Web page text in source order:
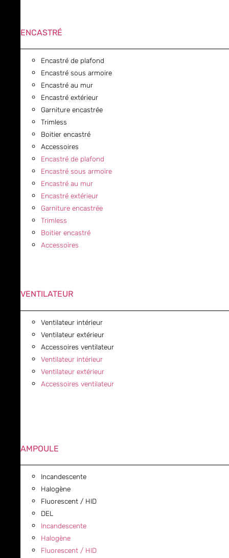
ENCASTRÉ
Encastré de plafond
Encastré sous armoire
Encastré au mur
Encastré extérieur
Garniture encastrée
Trimless
Boitier encastré
Accessoires
Encastré de plafond
Encastré sous armoire
Encastré au mur
Encastré extérieur
Garniture encastrée
Trimless
Boitier encastré
Accessoires
VENTILATEUR
Ventilateur intérieur
Ventilateur extérieur
Accessoires ventilateur
Ventilateur intérieur
Ventilateur extérieur
Accessoires ventilateur
AMPOULE
Incandescente
Halogène
Fluorescent / HID
DEL
Incandescente
Halogène
Fluorescent / HID